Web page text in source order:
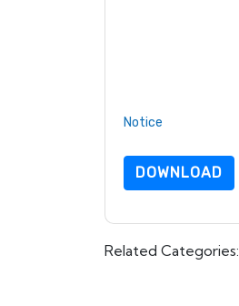
Notice
DOWNLOAD
Related Categories: